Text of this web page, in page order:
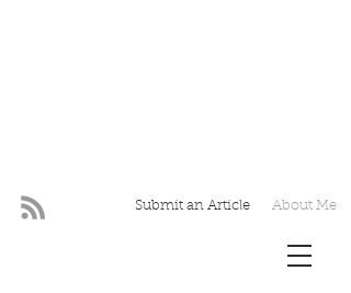
About Me
Submit an Article